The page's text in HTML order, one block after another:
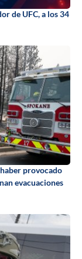
de UFC, a los 34
provocado
evacuaciones